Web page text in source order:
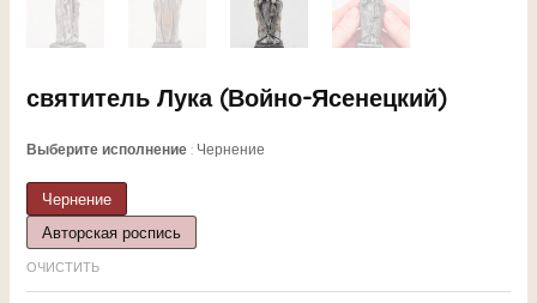
святитель Лука (Войно-Ясенецкий)
Выберите исполнение Чернение
Чернение
Авторская роспись
ОЧИСТИТЬ